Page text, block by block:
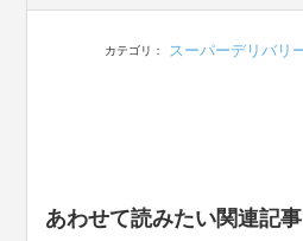
カテゴリ： スーパーデリバリ
あわせて読みたい関連記事